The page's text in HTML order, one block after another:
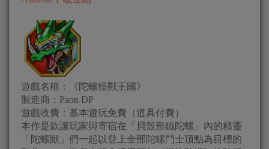
遊戲名稱：《陀螺怪獸王國》
製造商：Paon DP
遊戲收費：基本遊玩免費（道具付費）
本作是款讓玩家與寄宿在「貝殼形鐵陀螺」內的精靈
「陀螺獸」們一起以登上全部陀螺鬥士頂點為目標的